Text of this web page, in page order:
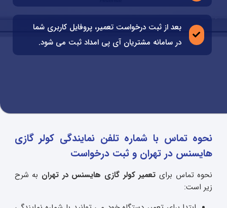
نحوه تماس با شماره تلفن نمایندگی کولر گازی
هایسنس در تهران و ثبت درخواست
نحوه تماس برای تعمیر کولر گازی هایسنس در تهران به شرح
زیر است:
بعد از ثبت درخواست تعمیر، پروفایل کاربری شما
در سامانه مشتریان آی پی امداد ثبت می شود.